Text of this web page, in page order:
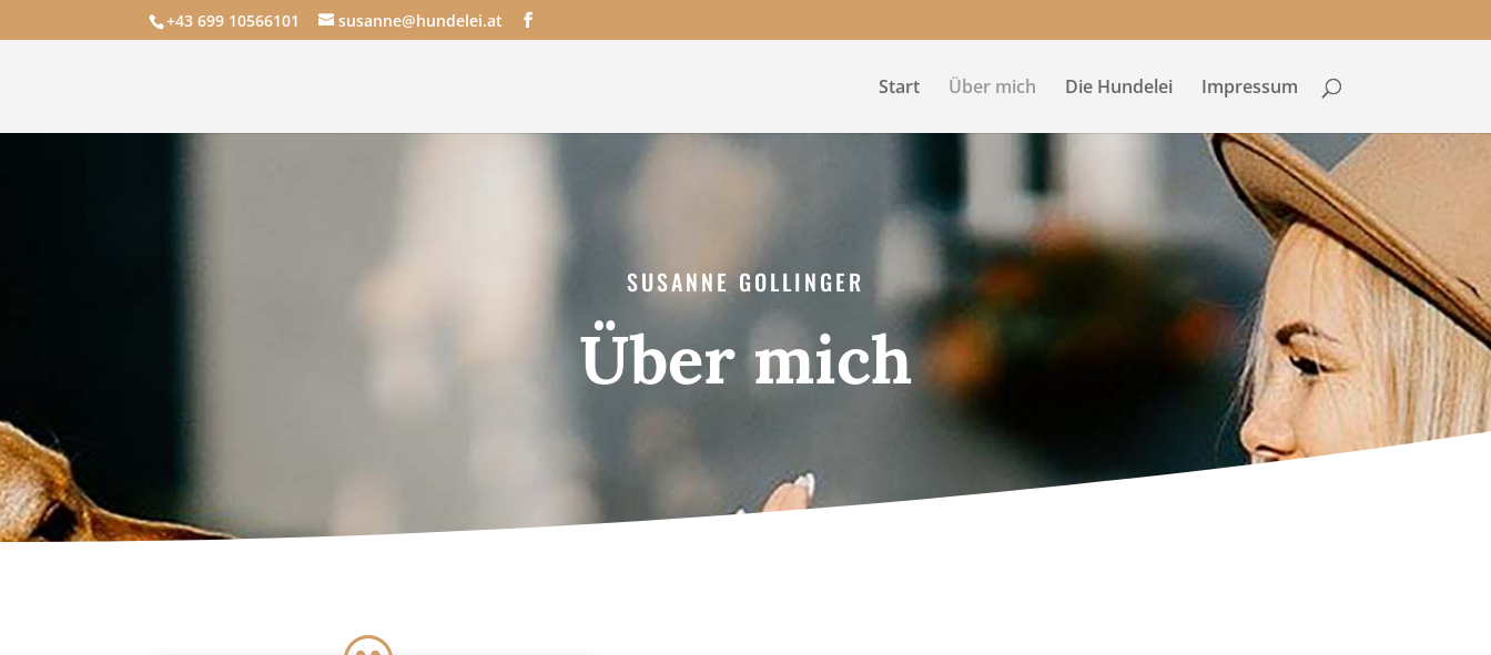
+43 699 10566101 susanne@hundelei.at
Start Über mich Die Hundelei Impressum
SUSANNE GOLLINGER
Über mich